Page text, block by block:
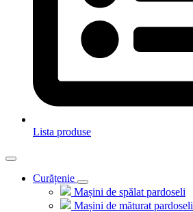
Lista produse
Curățenie
Mașini de spălat pardoseli
Mașini de măturat pardoseli